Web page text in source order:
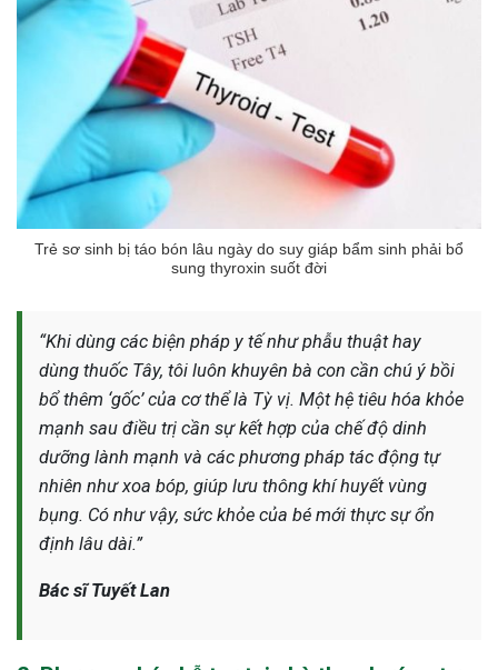
Trẻ sơ sinh bị táo bón lâu ngày do suy giáp bẩm sinh phải bổ
sung thyroxin suốt đời
“Khi dùng các biện pháp y tế như phẫu thuật hay
dùng thuốc Tây, tôi luôn khuyên bà con cần chú ý bồi
bổ thêm ‘gốc’ của cơ thể là Tỳ vị. Một hệ tiêu hóa khỏe
mạnh sau điều trị cần sự kết hợp của chế độ dinh
dưỡng lành mạnh và các phương pháp tác động tự
nhiên như xoa bóp, giúp lưu thông khí huyết vùng
bụng. Có như vậy, sức khỏe của bé mới thực sự ổn
định lâu dài.”
Bác sĩ Tuyết Lan